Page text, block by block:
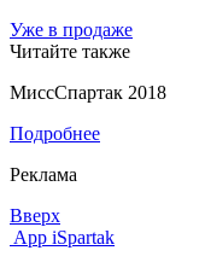
Уже в продаже
Читайте также
МиссСпартак 2018
Подробнее
Реклама
Вверх
App iSpartak